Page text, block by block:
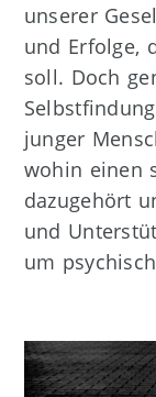
unserer
und Erfolge,
soll. Doch
junger
wohin einen
dazugehört
und
um